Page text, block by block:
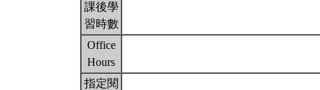
課後學
習時數
Office
Hours
指定閱